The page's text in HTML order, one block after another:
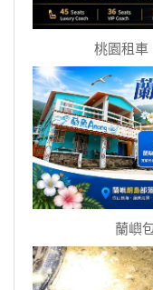
桃園租
蘭嶼